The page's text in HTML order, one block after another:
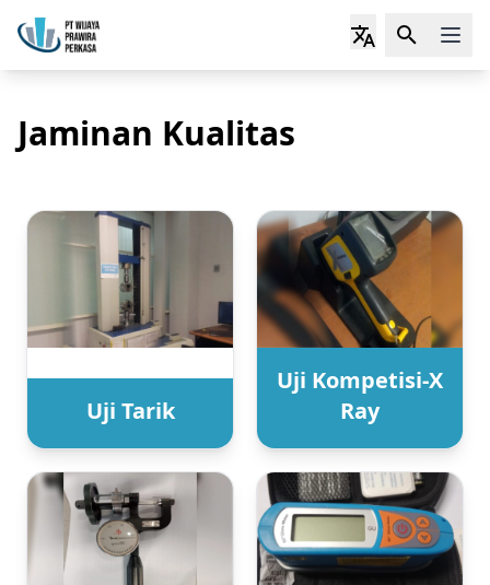
Jaminan Kualitas
Uji Tarik
Uji Kompetisi-X
Ray